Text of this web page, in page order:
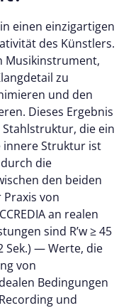
einen einzigartigen
des Künstlers.
Musikinstrument,
zu
und den
Dieses Ergebnis
die ein
innere Struktur ist
die
den beiden
von
an realen
sind R’w ≥ 45
Sek.) — Werte, die
von
Bedingungen
und